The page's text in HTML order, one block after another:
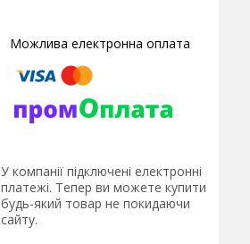
У компанії підключені електронні
платежі. Тепер ви можете купити
будь-який товар не покидаючи
сайту.